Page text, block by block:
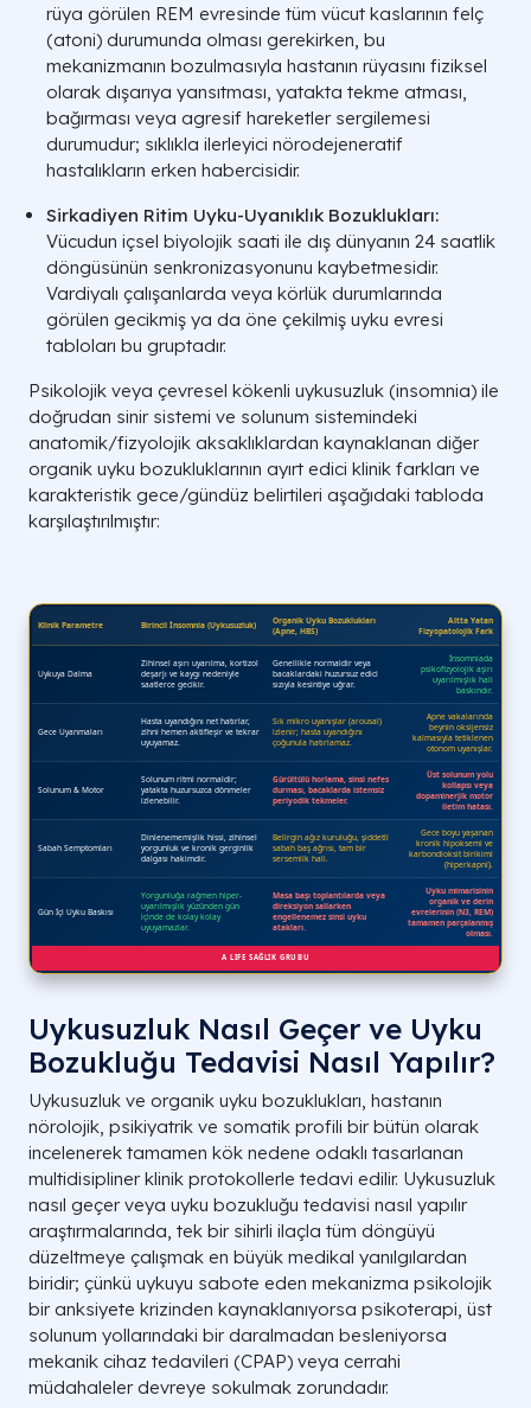
rüya görülen REM evresinde tüm vücut kaslarının felç
(atoni) durumunda olması gerekirken, bu
mekanizmanın bozulmasıyla hastanın rüyasını fiziksel
olarak dışarıya yansıtması, yatakta tekme atması,
bağırması veya agresif hareketler sergilemesi
durumudur; sıklıkla ilerleyici nörodejeneratif
hastalıkların erken habercisidir.
Sirkadiyen Ritim Uyku-Uyanıklık Bozuklukları:
Vücudun içsel biyolojik saati ile dış dünyanın 24 saatlik
döngüsünün senkronizasyonunu kaybetmesidir.
Vardiyalı çalışanlarda veya körlük durumlarında
görülen gecikmiş ya da öne çekilmiş uyku evresi
tabloları bu gruptadır.
Psikolojik veya çevresel kökenli uykusuzluk (insomnia) ile
doğrudan sinir sistemi ve solunum sistemindeki
anatomik/fizyolojik aksaklıklardan kaynaklanan diğer
organik uyku bozukluklarının ayırt edici klinik farkları ve
karakteristik gece/gündüz belirtileri aşağıdaki tabloda
karşılaştırılmıştır:
Uykusuzluk Nasıl Geçer ve Uyku
Bozukluğu Tedavisi Nasıl Yapılır?
Uykusuzluk ve organik uyku bozuklukları, hastanın
nörolojik, psikiyatrik ve somatik profili bir bütün olarak
incelenerek tamamen kök nedene odaklı tasarlanan
multidisipliner klinik protokollerle tedavi edilir. Uykusuzluk
nasıl geçer veya uyku bozukluğu tedavisi nasıl yapılır
araştırmalarında, tek bir sihirli ilaçla tüm döngüyü
düzeltmeye çalışmak en büyük medikal yanılgılardan
biridir; çünkü uykuyu sabote eden mekanizma psikolojik
bir anksiyete krizinden kaynaklanıyorsa psikoterapi, üst
solunum yollarındaki bir daralmadan besleniyorsa
mekanik cihaz tedavileri (CPAP) veya cerrahi
müdahaleler devreye sokulmak zorundadır.